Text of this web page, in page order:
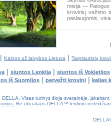
misija — Patogus
krovinių vežimo
paslaugomis,
| Kainos už laivybos Lietuva | Tarptautinių
| siuntos Lenkija| siuntos iš Vokietijos
iš Suomijos | pervežti krovinį | kelias
Visas turinys šioje svetainėje,
Be oficialaus DELLA™ leidimo